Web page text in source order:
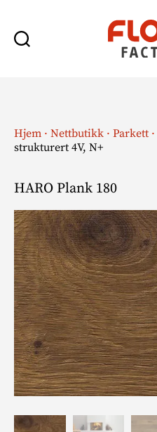
Hjem · Nettbutikk · Parkett ·
strukturert 4V, N+
HARO Plank 180